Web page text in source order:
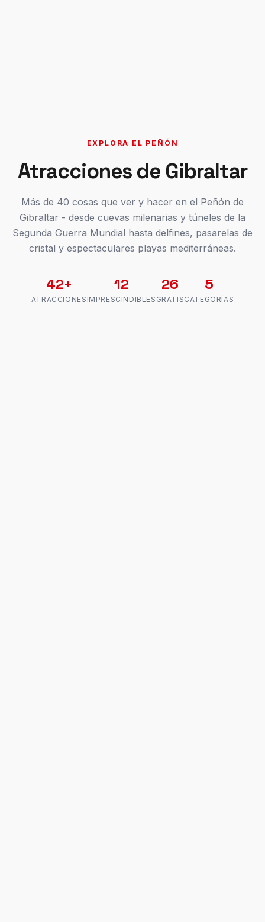
EXPLORA EL PEÑÓN
Atracciones de Gibraltar
Más de 40 cosas que ver y hacer en el Peñón de
Gibraltar - desde cuevas milenarias y túneles de la
Segunda Guerra Mundial hasta delfines, pasarelas de
cristal y espectaculares playas mediterráneas.
42+
ATRACCIONES
12
IMPRESCINDIBLES
26
GRATIS
5
CATEGORÍAS